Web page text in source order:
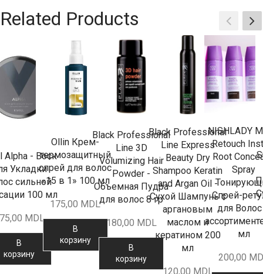
Related Products
Alpha - Воск
Укладки
сильной
100 мл
MDL
В
корзину
Ollin Крем-
термозащитный
спрей для волос
«15 в 1» 100 мл
175,00 MDL
В
корзину
Black Professional
Line 3D
Volumizing Hair
Powder -
Объемная Пудра
для волос 8 гр
180,00 MDL
В
корзину
Black Professional
Line Express
Beauty Dry
Shampoo Keratin
and Argan Oil -
Сухой Шампунь с
аргановым
маслом и
кератином 200
мл
120,00 MDL
NISHLADY
Retouch
Root
Spray
Спрей-
для
мл
200,00